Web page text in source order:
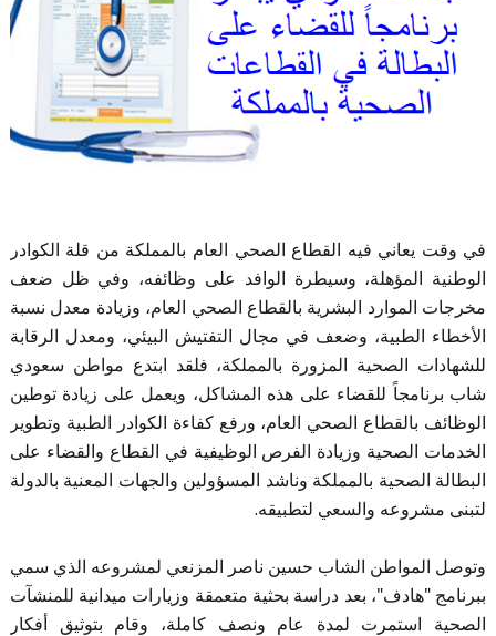
في وقت يعاني فيه القطاع الصحي العام بالمملكة من قلة الكوادر
الوطنية المؤهلة، وسيطرة الوافد على وظائفه، وفي ظل ضعف
مخرجات الموارد البشرية بالقطاع الصحي العام، وزيادة معدل نسبة
الأخطاء الطبية، وضعف في مجال التفتيش البيئي، ومعدل الرقابة
للشهادات الصحية المزورة بالمملكة، فلقد ابتدع مواطن سعودي
شاب برنامجاً للقضاء على هذه المشاكل، ويعمل على زيادة توطين
الوظائف بالقطاع الصحي العام، ورفع كفاءة الكوادر الطبية وتطوير
الخدمات الصحية وزيادة الفرص الوظيفية في القطاع والقضاء على
البطالة الصحية بالمملكة وناشد المسؤولين والجهات المعنية بالدولة
لتبنى مشروعه والسعي لتطبيقه.
وتوصل المواطن الشاب حسين ناصر المزنعي لمشروعه الذي سمي
ببرنامج "هادف"، بعد دراسة بحثية متعمقة وزيارات ميدانية للمنشآت
الصحية استمرت لمدة عام ونصف كاملة، وقام بتوثيق أفكار